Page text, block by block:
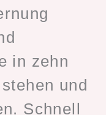
in zehn
und
Schnell